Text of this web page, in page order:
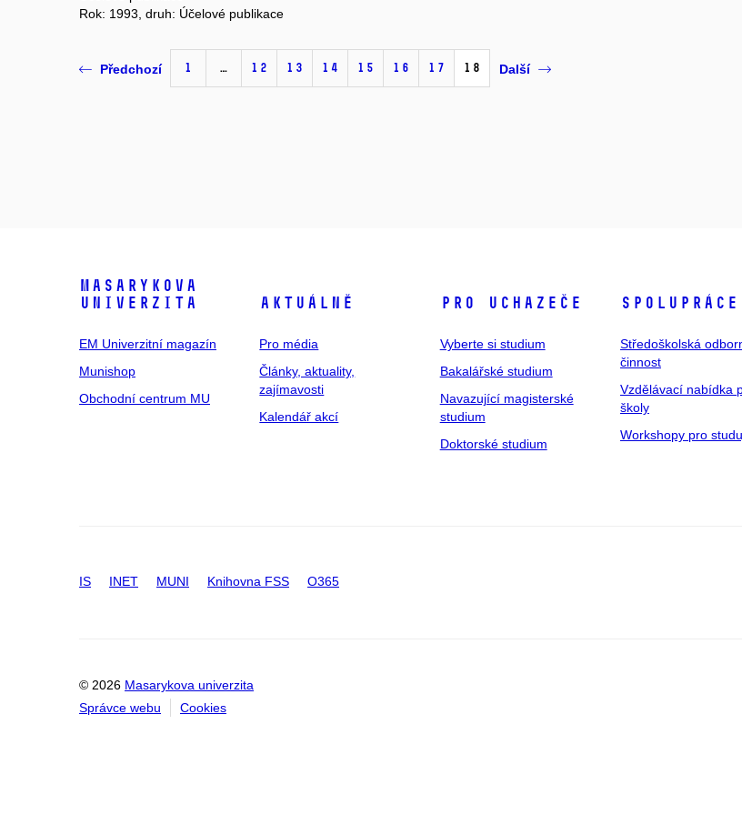
Rok: 1993, druh: Účelové publikace
Předchozí 1 … 12 13 14 15 16 17 18 Další
Masarykova
univerzita
EM Univerzitní magazín
Munishop
Obchodní centrum MU
Aktuálně
Pro média
Články, aktuality,
zajímavosti
Kalendář akcí
Pro uchazeče
Vyberte si studium
Bakalářské studium
Navazující magisterské
studium
Doktorské studium
Spolupráce
Středoškolská
činnost
Vzdělávací nabídka
školy
Workshopy pro
IS INET MUNI Knihovna FSS O365
© 2026 Masarykova univerzita
Správce webu
Cookies